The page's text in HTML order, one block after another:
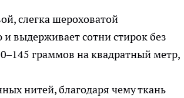
слегка шероховатой
выдерживает сотни стирок без
граммов на квадратный метр,
нитей, благодаря чему ткань